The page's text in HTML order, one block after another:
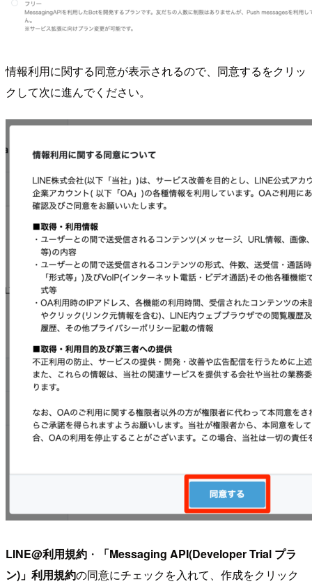
情報利用に関する同意が表示されるので、同意するをクリッ
クして次に進んでください。
LINE@利用規約 ・
「Messaging API(Developer Trial プラ
ン)」利用規約の同意にチェックを入れて、作成をクリック